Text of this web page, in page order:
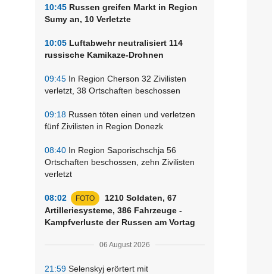
10:45 Russen greifen Markt in Region
Sumy an, 10 Verletzte
10:05 Luftabwehr neutralisiert 114
russische Kamikaze-Drohnen
09:45 In Region Cherson 32 Zivilisten
verletzt, 38 Ortschaften beschossen
09:18 Russen töten einen und verletzen
fünf Zivilisten in Region Donezk
08:40 In Region Saporischschja 56
Ortschaften beschossen, zehn Zivilisten
verletzt
08:02 FOTO
1210 Soldaten, 67
Artilleriesysteme, 386 Fahrzeuge -
Kampfverluste der Russen am Vortag
06 August 2026
21:59 Selenskyj erörtert mit